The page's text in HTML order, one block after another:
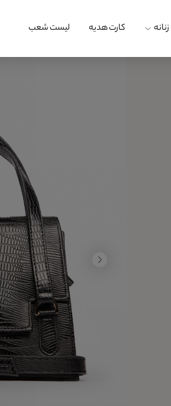
زنانه کارت هدیه لیست شعب